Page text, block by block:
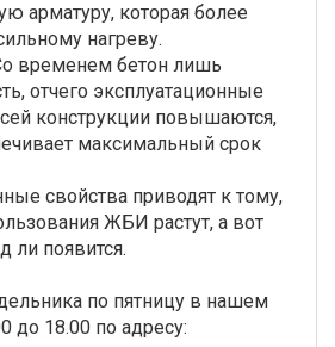
арматуру, которая более
нагреву.
временем бетон лишь
отчего эксплуатационные
конструкции повышаются,
максимальный срок
свойства приводят к тому,
ЖБИ растут, а вот
ли появится.
по пятницу в нашем
18.00 по адресу: